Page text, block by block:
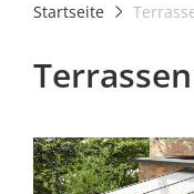
Startseite